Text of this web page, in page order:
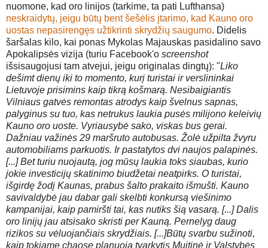
nuomone, kad oro linijos (tarkime, ta pati Lufthansa)
neskraidytų, jeigu būtų bent šešėlis įtarimo, kad Kauno oro
uostas nepasirengęs užtikrinti skrydžių saugumo. Didelis
šaršalas kilo, kai ponas Mykolas Majauskas pasidalino savo
Apokalipsės vizija (turiu Facebook'o screenshot
išsisaugojusi tam atvejui, jeigu originalas dingtų): "Liko
dešimt dienų iki to momento, kurį turistai ir verslininkai
Lietuvoje prisimins kaip tikrą košmarą. Nesibaigiantis
Vilniaus gatvės remontas atrodys kaip švelnus sapnas,
palyginus su tuo, kas netrukus laukia pusės milijono keleivių
Kauno oro uoste. Vyriausybė sako, viskas bus gerai.
Dažniau važinės 29 maršruto autobusas. Žolė užpilta žvyru
automobiliams parkuotis. Ir pastatytos dvi naujos palapinės.
[...]Bet turiu nuojautą, jog mūsų laukia toks siaubas, kurio
jokie investicijų skatinimo biudžetai neatpirks. O turistai,
išgirdę žodį Kaunas, prabus šalto prakaito išmušti. Kauno
savivaldybė jau dabar gali skelbti konkursą viešinimo
kampanijai, kaip pamiršti tai, kas nutiks šią vasarą. [...]Dalis
oro linijų jau atsisako skristi per Kauną. Pernelyg daug
rizikos su vėluojančiais skrydžiais. [...]Būtų svarbu sužinoti,
kaip tokiame chaose planuoja tvarkytis Muitinė ir Valstybės